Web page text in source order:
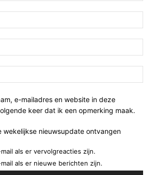
e-mailadres en website in deze
keer dat ik een opmerking maak.
wekelijkse nieuwsupdate ontvangen
als er vervolgreacties zijn.
als er nieuwe berichten zijn.